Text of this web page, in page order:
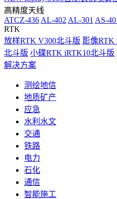
高精度天线
ATCZ-436 AL-402 AL-301 AS-
RTK
放样RTK V300北斗版 影像RTK
北斗版 小碟RTK iRTK10北斗版
解决方案
测绘地信
地质矿产
应急
水利水文
交通
铁路
电力
石化
通信
智能施工